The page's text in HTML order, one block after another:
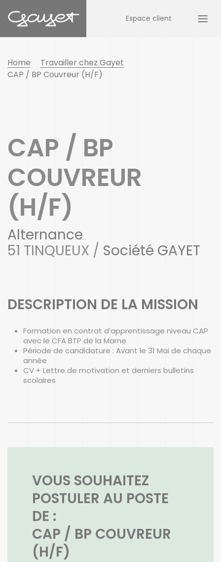
Espace client
Home
Travailler chez Gayet
CAP / BP Couvreur (H/F)
CAP / BP
COUVREUR
(H/F)
Alternance
51 TINQUEUX / Société GAYET
DESCRIPTION DE LA MISSION
Formation en contrat d’apprentissage niveau CAP
avec le CFA BTP de la Marne
Période de candidature : Avant le 31 Mai de chaque
année
CV + Lettre de motivation et derniers bulletins
scolaires
VOUS SOUHAITEZ
POSTULER AU POSTE
DE :
CAP / BP COUVREUR
(H/F)